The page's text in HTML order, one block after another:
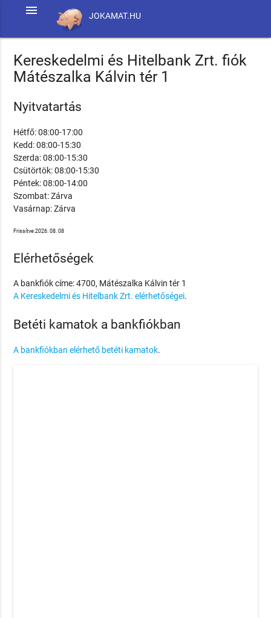
JOKAMAT.HU
menu
Kereskedelmi és Hitelbank Zrt. fiók
Mátészalka Kálvin tér 1
Nyitvatartás
Hétfő: 08:00-17:00
Kedd: 08:00-15:30
Szerda: 08:00-15:30
Csütörtök: 08:00-15:30
Péntek: 08:00-14:00
Szombat: Zárva
Vasárnap: Zárva
Frissítve:2026. 08. 08
Elérhetőségek
A bankfiók címe: 4700, Mátészalka Kálvin tér 1
A Kereskedelmi és Hitelbank Zrt. elérhetőségei.
Betéti kamatok a bankfiókban
A bankfiókban elérhető betéti kamatok.